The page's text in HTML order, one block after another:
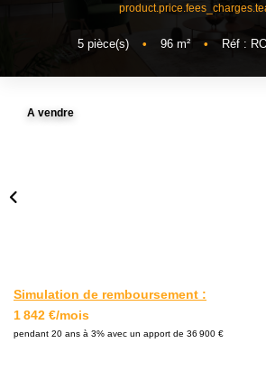
GESTION
5 pièce(s) • 96 m² • Réf :
A vendre
Simulation de remboursement :
1 842 €/mois
pendant 20 ans à 3% avec un apport de 36 900 €